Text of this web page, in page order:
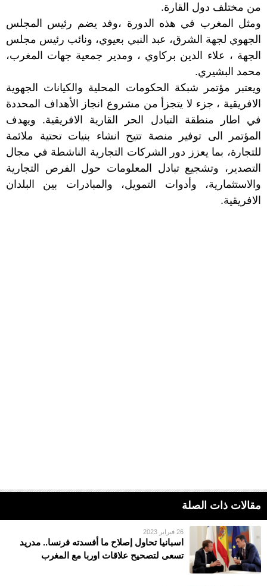
من مختلف دول القارة.
ومثل المغرب في هذه الدورة ،وفد يضم رئيس المجلس
الجهوي لجهة الشرق، عبد النبي بعيوي، ونائب رئيس مجلس
الجهة ، علاء الدين بركاوي ، ومدير جمعية جهات المغرب،
محمد البشيري.
ويعتبر مؤتمر شبكة الحكومات المحلية والكيانات الجهوية
الافريقية ، جزء لا يتجزأ من مشروع انجاز الأهداف المحددة
في اطار منطقة التبادل الحر القارية الافريقية. ويهدف
المؤتمر الى توفير منصة تتيح انشاء بنيات تحتية ملائمة
للتجارة، بما يعزز دور الشركات التجارية الناشطة في مجال
التصدير، وتشجيع تبادل المعلومات حول الفرص التجارية
والاستثمارية، وأدوات التمويل، والمبادرات بين البلدان
الافريقية.
مقالات ذات الصلة
26 فبراير 2023
اسبانيا تحاول إصلاح ما أفسدته فرنسا.. مدريد
تسعى لتصحيح علاقات اوربا مع المغرب